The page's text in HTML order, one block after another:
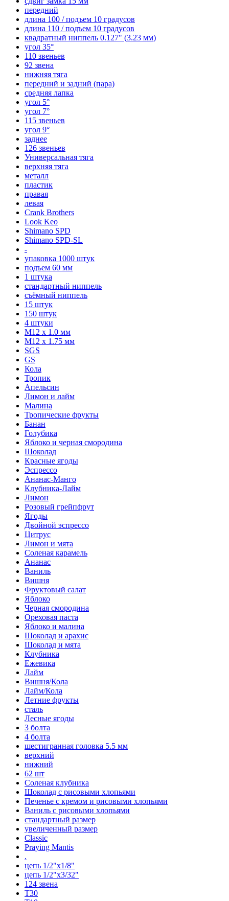
передний
длина 100 / подъем 10 градусов
длина 110 / подъем 10 градусов
квадратный ниппель 0.127" (3.23 мм)
угол 35°
110 звеньев
92 звена
нижняя тяга
передний и задний (пара)
средняя лапка
угол 5°
угол 7°
115 звеньев
угол 9°
заднее
126 звеньев
Универсальная тяга
верхняя тяга
металл
пластик
правая
левая
Crank Brothers
Look Keo
Shimano SPD
Shimano SPD-SL
-
упаковка 1000 штук
подъем 60 мм
1 штука
стандартный ниппель
съёмный ниппель
15 штук
150 штук
4 штуки
М12 x 1.0 мм
М12 x 1.75 мм
SGS
GS
Кола
Тропик
Апельсин
Лимон и лайм
Малина
Тропические фрукты
Банан
Голубика
Яблоко и черная смородина
Шоколад
Красные ягоды
Эспрессо
Ананас-Манго
Клубника-Лайм
Лимон
Розовый грейпфрут
Ягоды
Двойной эспрессо
Цитрус
Лимон и мята
Соленая карамель
Ананас
Ваниль
Вишня
Фруктовый салат
Яблоко
Черная смородина
Ореховая паста
Яблоко и малина
Шоколад и арахис
Шоколад и мята
Клубника
Ежевика
Лайм
Вишня/Кола
Лайм/Кола
Летние фрукты
сталь
Лесные ягоды
3 болта
4 болта
шестигранная головка 5.5 мм
верхний
нижний
62 шт
Соленая клубника
Шоколад с рисовыми хлопьями
Печенье с кремом и рисовыми хлопьями
Ваниль с рисовыми хлопьями
стандартный размер
увеличенный размер
Classic
Praying Mantis
.
цепь 1/2"x1/8"
цепь 1/2"x3/32"
124 звена
T30